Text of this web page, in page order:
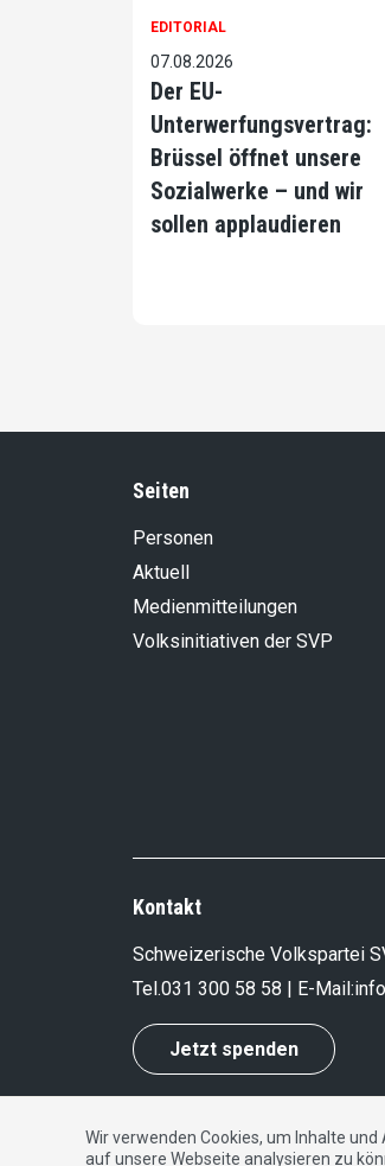
EDITORIAL
07.08.2026
Der EU-
Unterwerfungsvertrag:
Brüssel öffnet unsere
Sozialwerke – und wir
sollen applaudieren
Seiten
Personen
Aktuell
Medienmitteilungen
Volksinitiativen der SVP
Kontakt
Schweizerische Volkspartei
Tel.031 300 58 58 | E-Mail:
Jetzt spenden
Impressum|
Wir verwenden Cookies, um Inhalte
auf unsere Webseite analysieren zu